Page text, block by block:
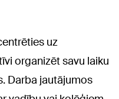
uz
organizēt savu laiku
Darba jautājumos